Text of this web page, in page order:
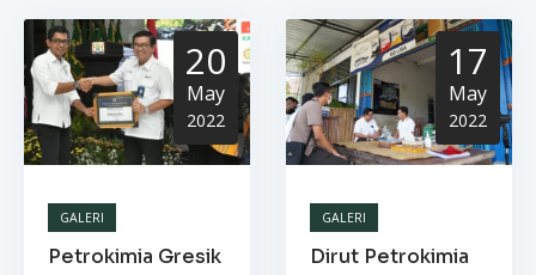
20
May
2022
GALERI
Petrokimia Gresik
17
May
2022
GALERI
Dirut Petrokimia